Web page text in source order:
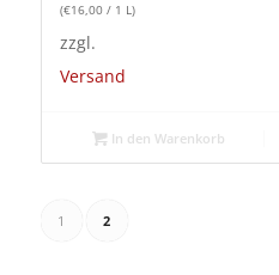
(€16,00/ 1 L)
zzgl.
Versand
In den Warenkorb
1 2